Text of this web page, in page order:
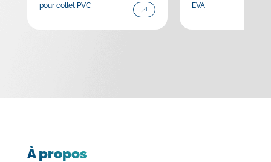
pour collet PVC EVA
À propos